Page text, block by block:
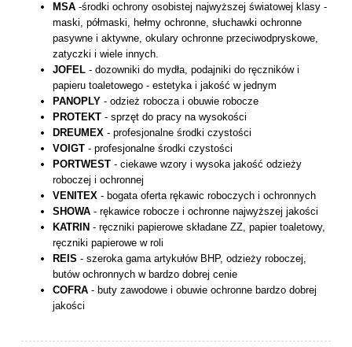
MSA-środki ochrony osobistej najwyższej światowej klasy -
maski, półmaski, hełmy ochronne, słuchawki ochronne
pasywne i aktywne, okulary ochronne przeciwodpryskowe,
zatyczki i wiele innych.
JOFEL- dozowniki do mydła, podajniki do ręczników i
papieru toaletowego - estetyka i jakość w jednym
PANOPLY- odzież robocza i obuwie robocze
PROTEKT- sprzęt do pracy na wysokości
DREUMEX- profesjonalne środki czystości
VOIGT- profesjonalne środki czystości
PORTWEST- ciekawe wzory i wysoka jakość odzieży
roboczej i ochronnej
VENITEX- bogata oferta rękawic roboczych i ochronnych
SHOWA- rękawice robocze i ochronne najwyższej jakości
KATRIN - ręczniki papierowe składane ZZ, papier toaletowy,
ręczniki papierowe w roli
REIS - szeroka gama artykułów BHP, odzieży roboczej,
butów ochronnych w bardzo dobrej cenie
COFRA - buty zawodowe i obuwie ochronne bardzo dobrej
jakości